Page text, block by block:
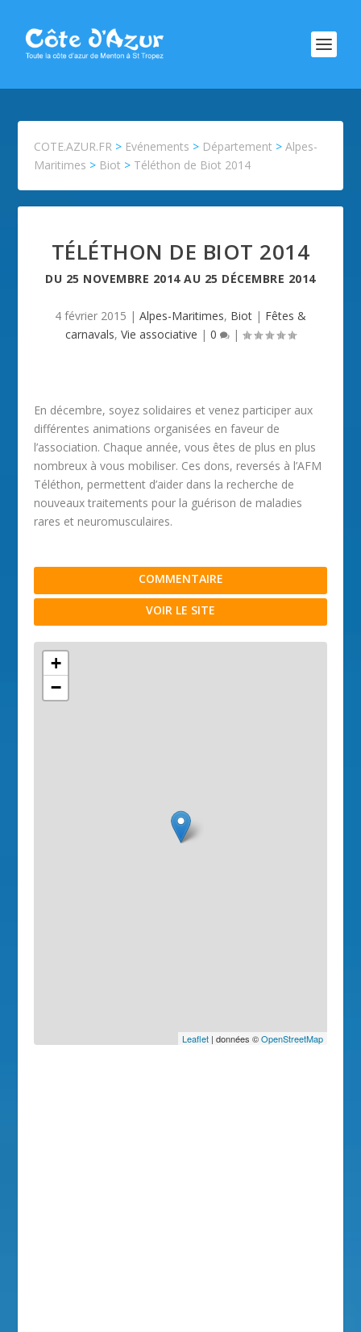
COTE.AZUR.FR > Evénements > Département >Alpes-
Maritimes > Biot > Téléthon de Biot 2014
TÉLÉTHON DE BIOT 2014
DU 25 NOVEMBRE 2014AU 25 DÉCEMBRE 2014
4 février 2015 | Alpes-Maritimes, Biot | Fêtes &
carnavals, Vie associative | 0 |
En décembre, soyez solidaires et venez participer aux
différentes animations organisées en faveur de
l’association. Chaque année, vous êtes de plus en plus
nombreux à vous mobiliser. Ces dons, reversés à l’AFM
Téléthon, permettent d’aider dans la recherche de
nouveaux traitements pour la guérison de maladies
rares et neuromusculaires.
COMMENTAIRE
VOIR LE SITE
+
−
Leaflet| données ©OpenStreetMap